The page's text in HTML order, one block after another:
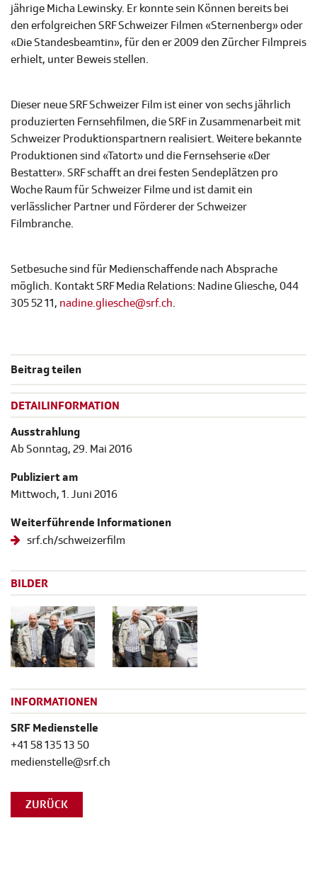
jährige Micha Lewinsky. Er konnte sein Können bereits bei
den erfolgreichen SRF Schweizer Filmen «Sternenberg» oder
«Die Standesbeamtin», für den er 2009 den Zürcher Filmpreis
erhielt, unter Beweis stellen.
Dieser neue SRF Schweizer Film ist einer von sechs jährlich
produzierten Fernsehfilmen, die SRF in Zusammenarbeit mit
Schweizer Produktionspartnern realisiert. Weitere bekannte
Produktionen sind «Tatort» und die Fernsehserie «Der
Bestatter». SRF schafft an drei festen Sendeplätzen pro
Woche Raum für Schweizer Filme und ist damit ein
verlässlicher Partner und Förderer der Schweizer
Filmbranche.
Setbesuche sind für Medienschaffende nach Absprache
möglich. Kontakt SRF Media Relations: Nadine Gliesche, 044
305 52 11, nadine.gliesche@srf.ch.
Beitrag teilen
DETAILINFORMATION
Ausstrahlung
Ab Sonntag, 29. Mai 2016
Publiziert am
Mittwoch, 1. Juni 2016
Weiterführende Informationen
srf.ch/schweizerfilm
BILDER
INFORMATIONEN
SRF Medienstelle
+41 58 135 13 50
medienstelle@srf.ch
ZURÜCK